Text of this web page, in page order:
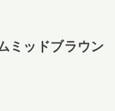
ミッドブラウン